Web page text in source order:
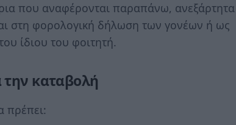
που αναφέρονται παραπάνω, ανεξάρτητα
στη φορολογική δήλωση των γονέων ή ως
ίδιου του φοιτητή.
την καταβολή
πρέπει: